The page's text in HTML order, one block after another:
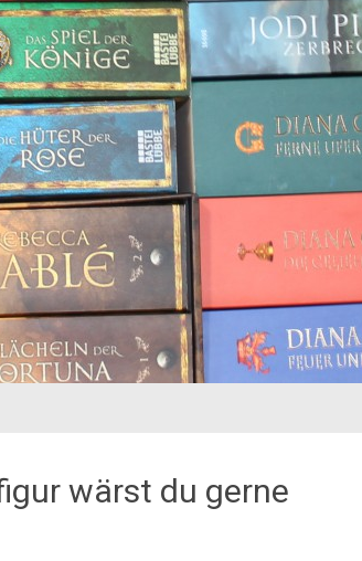
wärst du gerne